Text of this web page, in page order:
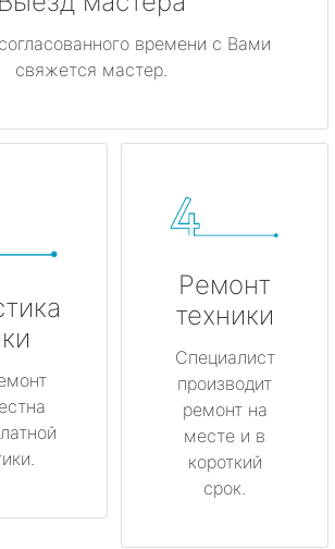
времени с Вами
свяжется мастер.
Ремонт
техники
Специалист
производит
ремонт на
месте и в
короткий
срок.